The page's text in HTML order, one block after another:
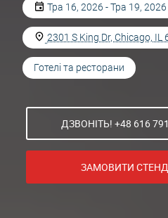
Тра 16, 2026 - Тра 19, 2026
2301 S King Dr, Chicago, IL
Готелі та ресторани
ДЗВОНІТЬ! +48 616
ЗАМОВИТИ СТЕНД